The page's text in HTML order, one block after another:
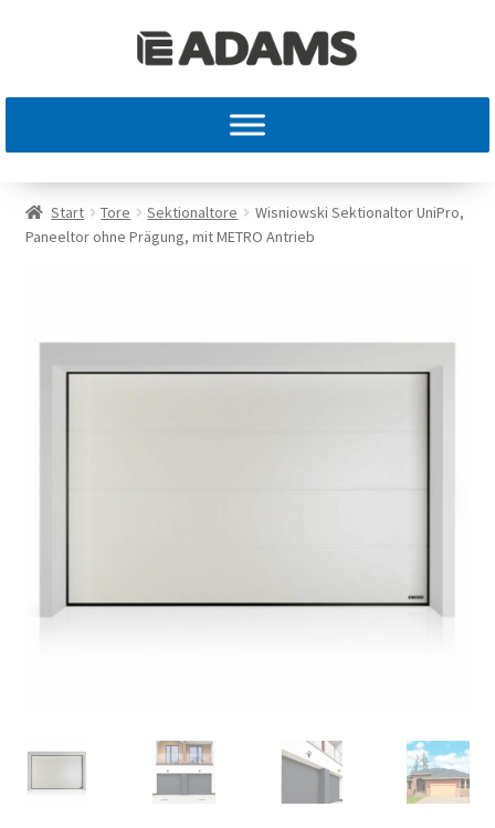
Start Tore Sektionaltore
Wisniowski Sektionaltor UniPro,
Paneeltor ohne Prägung, mit METRO Antrieb